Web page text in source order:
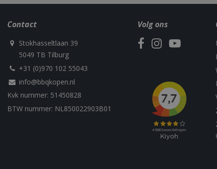
Contact
Stokhasseltlaan 39
5049 TB Tilburg
+31 (0)970 102 55043
info@bbqkopen.nl
Kvk nummer: 51450828
BTW nummer: NL850022903B01
Volg onsNaam
Test
_ga_M5FLK9N03R
_clsk
Naam
c885-4f83-9ea7-
Naam
__Host-